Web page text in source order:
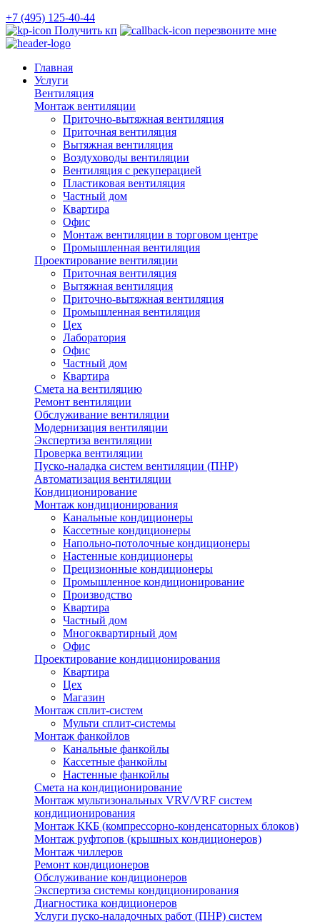
+7 (495) 125-40-44
Получить кп
перезвоните мне
Главная
Услуги
Вентиляция
Монтаж вентиляции
Приточно-вытяжная вентиляция
Приточная вентиляция
Вытяжная вентиляция
Воздуховоды вентиляции
Вентиляция с рекуперацией
Пластиковая вентиляция
Частный дом
Квартира
Офис
Монтаж вентиляции в торговом центре
Промышленная вентиляция
Проектирование вентиляции
Приточная вентиляция
Вытяжная вентиляция
Приточно-вытяжная вентиляция
Промышленная вентиляция
Цех
Лаборатория
Офис
Частный дом
Квартира
Смета на вентиляцию
Ремонт вентиляции
Обслуживание вентиляции
Модернизация вентиляции
Экспертиза вентиляции
Проверка вентиляции
Пуско-наладка систем вентиляции (ПНР)
Автоматизация вентиляции
Кондиционирование
Монтаж кондиционирования
Канальные кондиционеры
Кассетные кондиционеры
Напольно-потолочные кондиционеры
Настенные кондиционеры
Прецизионные кондиционеры
Промышленное кондиционирование
Производство
Квартира
Частный дом
Многоквартирный дом
Офис
Проектирование кондиционирования
Квартира
Цех
Магазин
Монтаж сплит-систем
Мульти сплит-системы
Монтаж фанкойлов
Канальные фанкойлы
Кассетные фанкойлы
Настенные фанкойлы
Смета на кондиционирование
Монтаж мультизональных VRV/VRF систем
кондиционирования
Монтаж ККБ (компрессорно-конденсаторных блоков)
Монтаж руфтопов (крышных кондиционеров)
Монтаж чиллеров
Ремонт кондиционеров
Обслуживание кондиционеров
Экспертиза системы кондиционирования
Диагностика кондиционеров
Услуги пуско-наладочных работ (ПНР) систем